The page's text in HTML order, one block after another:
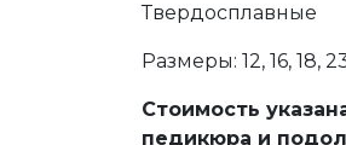
Твердосплавные
Размеры: 12, 16, 18,
Стоимость
педикюра и